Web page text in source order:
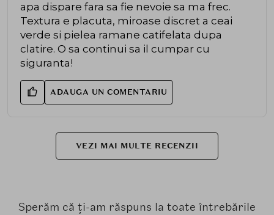
apa dispare fara sa fie nevoie sa ma frec.
Textura e placuta, miroase discret a ceai
verde si pielea ramane catifelata dupa
clatire. O sa continui sa il cumpar cu
siguranta!
ADAUGA UN COMENTARIU
VEZI MAI MULTE RECENZII
Sperăm că ți-am răspuns la toate întrebările